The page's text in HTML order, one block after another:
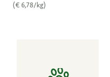
(€ 6,78/kg)